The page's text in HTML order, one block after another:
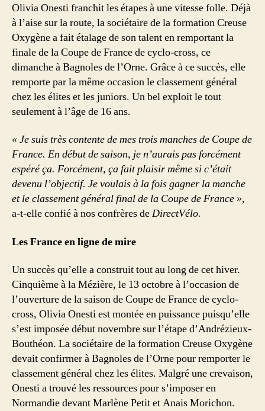
Olivia Onesti franchit les étapes à une vitesse folle. Déjà
à l’aise sur la route, la sociétaire de la formation Creuse
Oxygène a fait étalage de son talent en remportant la
finale de la Coupe de France de cyclo-cross, ce
dimanche à Bagnoles de l’Orne. Grâce à ce succès, elle
remporte par la même occasion le classement général
chez les élites et les juniors. Un bel exploit le tout
seulement à l’âge de 16 ans.
« Je suis très contente de mes trois manches de Coupe de
France. En début de saison, je n’aurais pas forcément
espéré ça. Forcément, ça fait plaisir même si c’était
devenu l’objectif. Je voulais à la fois gagner la manche
et le classement général final de la Coupe de France »,
a-t-elle confié à nos confrères deDirectVélo.
Les France en ligne de mire
Un succès qu’elle a construit tout au long de cet hiver.
Cinquième à la Mézière, le 13 octobre à l’occasion de
l’ouverture de la saison de Coupe de France de cyclo-
cross, Olivia Onesti est montée en puissance puisqu’elle
s’est imposée début novembre sur l’étape d’Andrézieux-
Bouthéon. La sociétaire de la formation Creuse Oxygène
devait confirmer à Bagnoles de l’Orne pour remporter le
classement général chez les élites. Malgré une crevaison,
Onesti a trouvé les ressources pour s’imposer en
Normandie devant Marlène Petit et Anais Morichon.